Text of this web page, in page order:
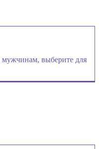
выберите для